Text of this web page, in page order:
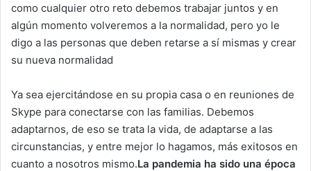
como cualquier otro reto debemos trabajar juntos y en
algún momento volveremos a la normalidad, pero yo le
digo a las personas que deben retarse a sí mismas y crear
su nueva normalidad
Ya sea ejercitándose en su propia casa o en reuniones de
Skype para conectarse con las familias. Debemos
adaptarnos, de eso se trata la vida, de adaptarse a las
circunstancias, y entre mejor lo hagamos, más exitosos en
cuanto a nosotros mismo.La pandemia ha sido una época